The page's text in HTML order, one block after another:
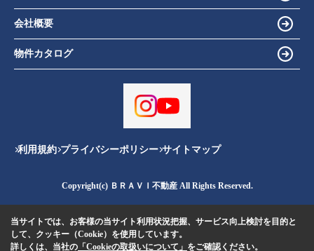
会社概要
物件カタログ
利用規約 プライバシーポリシー サイトマップ
Copyright(c) ＢＲＡＶＩ不動産 All Rights Reserved.
当サイトでは、お客様の当サイト利用状況把握、サービス向上検討を目的と
して、クッキー（Cookie）を使用しています。
詳しくは、当社の 「Cookieの取扱いについて」 をご確認ください。